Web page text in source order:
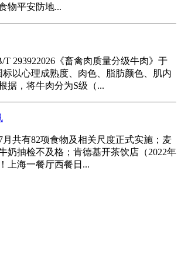
物平安防地...
293922026《畜禽肉质量分级牛肉》于
以心理成熟度、肉色、脂肪颜色、肌内
据，将牛肉分为S级（...
月共有82项食物及相关尺度正式实施；麦
奶抽检不及格；肯德基开茶饮店（2022年
上海一餐厅西餐日...